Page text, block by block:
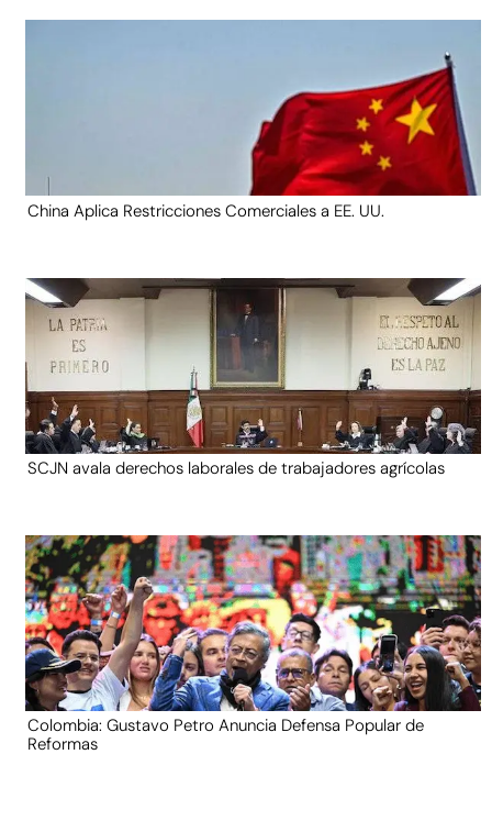
China Aplica Restricciones Comerciales a EE. UU.
SCJN avala derechos laborales de trabajadores agrícolas
Colombia: Gustavo Petro Anuncia Defensa Popular de
Reformas